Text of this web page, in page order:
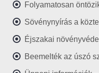
Folyamatosan
Sövénynyírás a
Éjszakai
Beemelték az úszó